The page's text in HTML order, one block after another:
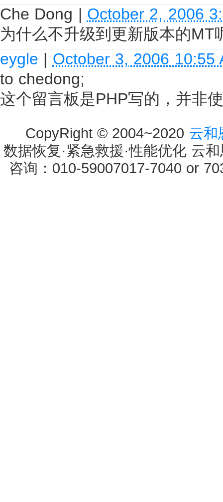
Che Dong | October 2, 2006
为什么不升级到更新版本的MT
eygle | October 3, 2006 10:55
to chedong;
这个留言板是PHP写的，并非
CopyRight © 2004~2020 云和
数据恢复·紧急救援·性能优化 云
咨询：010-59007017-7040 or